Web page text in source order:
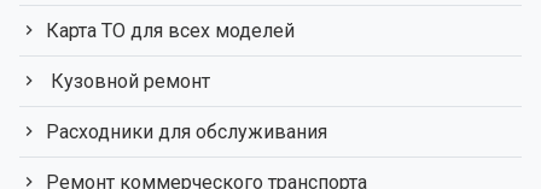
Карта ТО для всех моделей
Кузовной ремонт
Расходники для обслуживания
Ремонт коммерческого транспорта